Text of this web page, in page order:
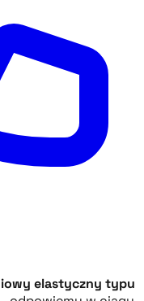
elastyczny typu